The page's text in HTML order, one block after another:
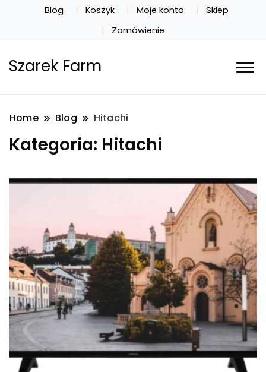
Blog Koszyk Moje konto
Sklep
Zamówienie
Szarek Farm
Home Blog Hitachi
Kategoria: Hitachi